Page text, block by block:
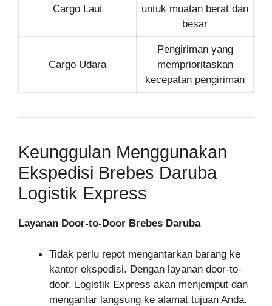
Cargo Laut
untuk muatan berat dan
besar
Cargo Udara
Pengiriman yang
memprioritaskan
kecepatan pengiriman
Keunggulan Menggunakan
Ekspedisi Brebes Daruba
Logistik Express
Layanan Door-to-Door Brebes Daruba
Tidak perlu repot mengantarkan barang ke
kantor ekspedisi. Dengan layanan door-to-
door, Logistik Express akan menjemput dan
mengantar langsung ke alamat tujuan Anda.